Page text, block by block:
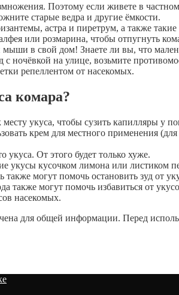
Поэтому если живете в
старые ведра и другие ёмкости.
астра и пиретрум, а также
или розмарина, чтобы отпугнуть
мыши в свой дом! Знаете ли вы, что
с ночёвкой на улице, возьмите
репеллентом от насекомых.
комара?
укуса, чтобы сузить капилляры у
крем для местного применения
укуса. От этого будет только хуже.
укусы кусочком лимона или листиком
могут помочь остановить зуд от
также могут помочь избавиться от
насекомых.
для общей информации. Перед